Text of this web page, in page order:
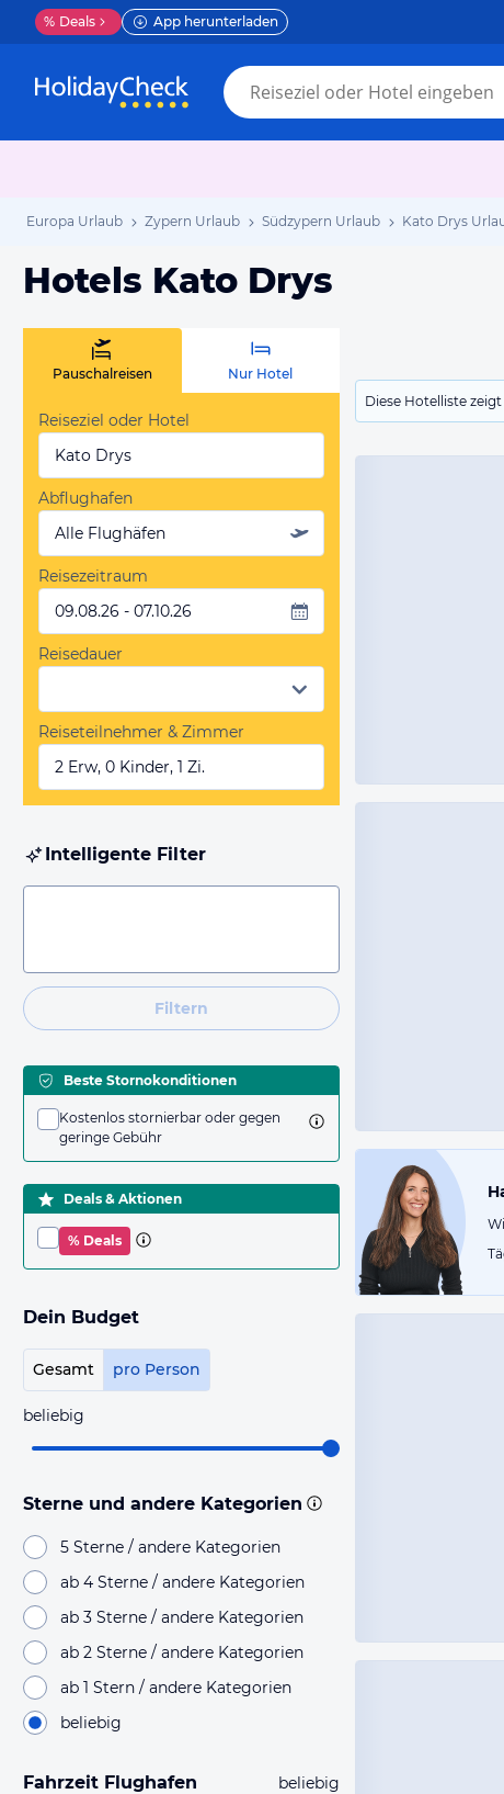
% Deals App herunterladen
Europa Urlaub Zypern Urlaub Südzypern Urlaub Kato Drys
Hotels Kato Drys
Diese Hotelliste
Pauschalreisen Nur Hotel
Reiseziel oder Hotel
Kato Drys
Abflughafen
Alle Flughäfen
Reisezeitraum
09.08.26 - 07.10.26
Reisedauer
Reiseteilnehmer & Zimmer
2 Erw, 0 Kinder, 1 Zi.
Intelligente Filter
Filtern
Beste Stornokonditionen
Kostenlos stornierbar oder gegen
geringe Gebühr
Deals & Aktionen
% Deals
Dein Budget
Gesamt pro Person
beliebig
Sterne und andere Kategorien
5 Sterne / andere Kategorien
ab 4 Sterne / andere Kategorien
ab 3 Sterne / andere Kategorien
ab 2 Sterne / andere Kategorien
ab 1 Stern / andere Kategorien
beliebig
Fahrzeit Flughafen beliebig